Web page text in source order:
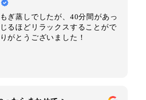
ぎ蒸しでしたが、40分間があっ
るほどリラックスすることがで
がとうございました！